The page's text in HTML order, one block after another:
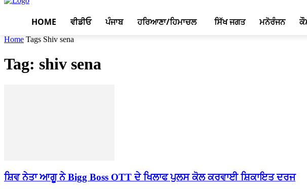
HOME ਵੀਡੀਓ ਪੰਜਾਬ ਹਰਿਆਣਾ/ਹਿਮਾਚਲ ਸਿੱਖ ਜਗਤ ਮਨੋਰੰਜਨ
Home Tags Shiv sena
Tag: shiv sena
ਸ਼ਿਵ ਨੇਤਾ ਆਗੂ ਨੇ Bigg Boss OTT ਦੇ ਖਿਲਾਫ ਪੁਲਸ ਕੋਲ ਕਰਵਾਈ ਸ਼ਿਕਾਇਤ ਦਰਜ